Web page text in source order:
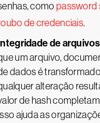
como password
de credenciais.
de
um arquivo,
dados é
alteração
de hash
Isso ajuda as